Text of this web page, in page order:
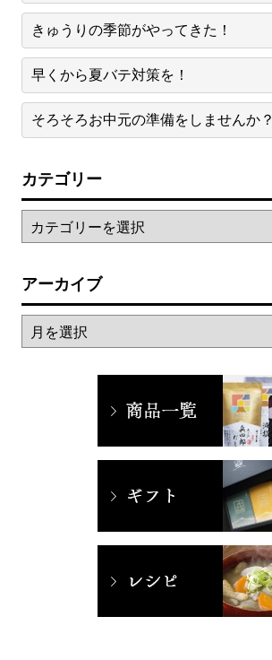
きゅうりの季節がやってきた！
早くから夏バテ対策を！
そろそろお中元の準備をしませんか？
カテゴリー
アーカイブ